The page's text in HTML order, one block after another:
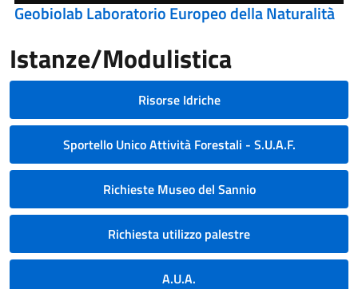
Geobiolab Laboratorio Europeo della Naturalità
Istanze/Modulistica
Risorse Idriche
Sportello Unico Attività Forestali - S.U.A.F.
Richieste Museo del Sannio
Richiesta utilizzo palestre
A.U.A.